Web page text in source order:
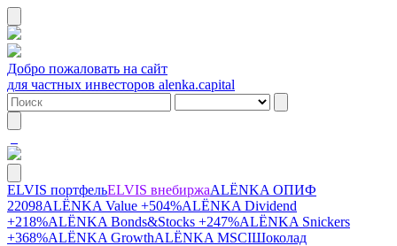
Добро пожаловать на сайт
для частных инвесторов alenka.capital
ELVIS портфельELVIS внебиржаALЁNKA ОПИФ
22098ALЁNKA Value +504%ALЁNKA Dividend
+218%ALЁNKA Bonds&Stocks +247%ALЁNKA Snickers
+368%ALЁNKA GrowthALЁNKA MSCIШоколад